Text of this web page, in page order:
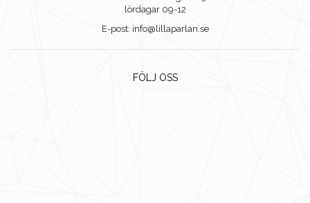
lördagar 09-12
E-post: info@lillaparlan.se
FÖLJ OSS